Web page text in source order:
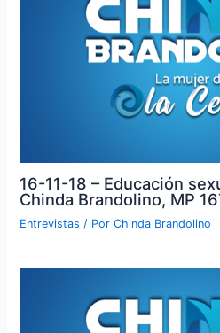
16-11-18 – Educación
Chinda Brandolino, MP
Entrevistas / PorChinda Brandolino